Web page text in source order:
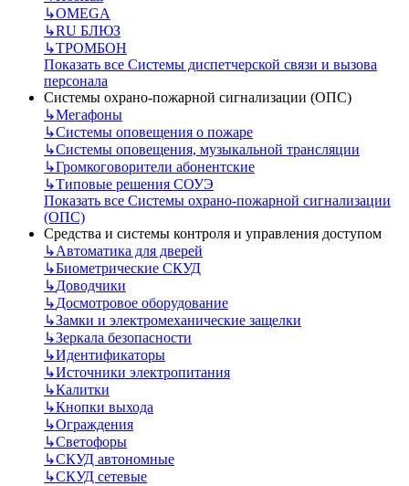
↳OMEGA
↳RU БЛЮЗ
↳ТРОМБОН
Показать все Системы диспетчерской связи и вызова
персонала
Системы охрано-пожарной сигнализации (ОПС)
↳Мегафоны
↳Системы оповещения о пожаре
↳Системы оповещения, музыкальной трансляции
↳Громкоговорители абонентские
↳Типовые решения СОУЭ
Показать все Системы охрано-пожарной сигнализации
(ОПС)
Средства и системы контроля и управления доступом
↳Автоматика для дверей
↳Биометрические СКУД
↳Доводчики
↳Досмотровое оборудование
↳Замки и электромеханические защелки
↳Зеркала безопасности
↳Идентификаторы
↳Источники электропитания
↳Калитки
↳Кнопки выхода
↳Ограждения
↳Светофоры
↳СКУД автономные
↳СКУД сетевые